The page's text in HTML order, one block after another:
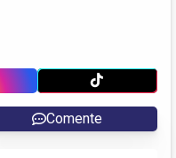
Comente